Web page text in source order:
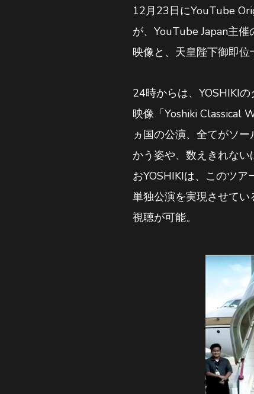
12月23日にYouTube
が、YouTube Japan主
映像と、天皇陛下御即
24時からは、YOSHIKI
映像「Yoshiki Classical
ヵ国の公演、全てがソ
かう姿や、数えきれな
おYOSHIKIは、このツ
単独公演を実現させて
視聴が可能。